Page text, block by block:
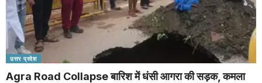
उत्तर प्रदेश
Agra Road Collapse बारिश में धंसी आगरा की सड़क, कमला